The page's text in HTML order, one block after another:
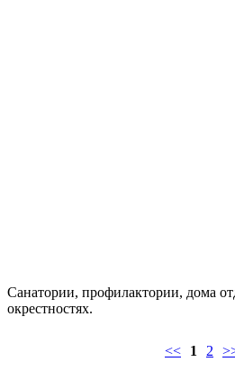
Санатории, профилактории, дома
окрестностях.
<< 1 2